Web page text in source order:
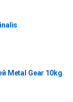
Metal Gear 10kg